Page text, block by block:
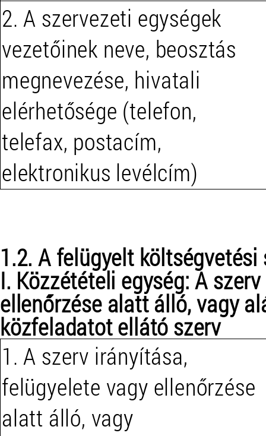
2. A szervezeti egységek
vezetőinek neve, beosztás
megnevezése, hivatali
elérhetősége (telefon,
telefax, postacím,
elektronikus levélcím)
1.2. A felügyelt költségvetési
I. Közzétételi egység: A
ellenőrzése alatt álló, vagy
közfeladatot ellátó szerv
1. A szerv irányítása,
felügyelete vagy ellenőrzése
alatt álló, vagy